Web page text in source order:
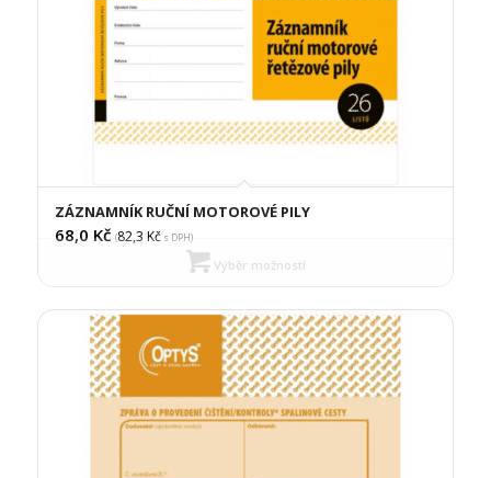
ZÁZNAMNÍK RUČNÍ MOTOROVÉ PILY
68,0 Kč (82,3 Kčs DPH)
Výběr možností